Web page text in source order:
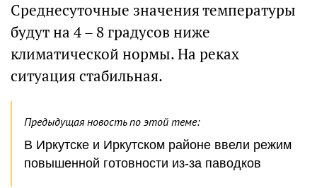
Среднесуточные значения температуры
будут на 4 – 8 градусов ниже
климатической нормы. На реках
ситуация стабильная.
Предыдущая новость по этой теме:
В Иркутске и Иркутском районе ввели режим
повышенной готовности из-за паводков